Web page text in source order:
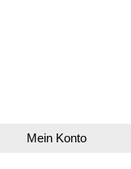
Mein Konto